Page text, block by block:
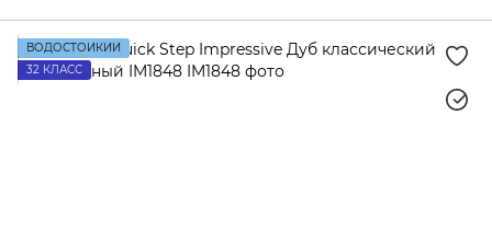
ВОДОСТОЙКИЙ
32 КЛАСС